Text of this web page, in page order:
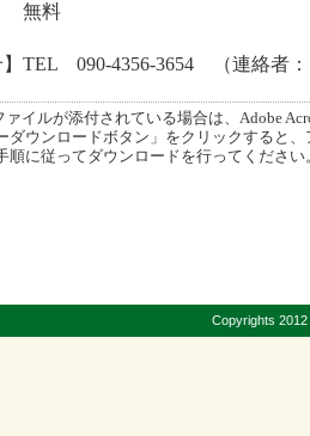
無料
】TEL 090-4356-3654 （連絡者
イルが添付されている場合は、Adobe
ウンロードボタン」をクリックすると
順に従ってダウンロードを行ってください
Copyrights